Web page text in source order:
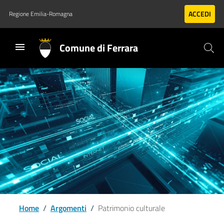
Vai al contenuto principale
Vai al footer
Regione Emilia-Romagna ACCEDI
Comune di Ferrara
Home / Argomenti / Patrimonio culturale